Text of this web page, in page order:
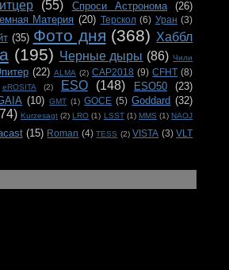
(55) Спроси Астронома (26)
Материя (20) Терскол (6) Уран (3)
(35) Фото дня (368) Хаббл
(195) Черные дыры (86) Чили
(22) ALMA (2) CAP2018 (9) CFHT (8)
eROSITA (2) ESO (148) ESO50 (23)
(10) GMT (1) GOCE (5) Goddard (32)
Kurzesagt (2) LRO (1) LSST (1) MMS (1) NAOJ
(15) Roman (4) TESS (2) VISTA (3) VLT